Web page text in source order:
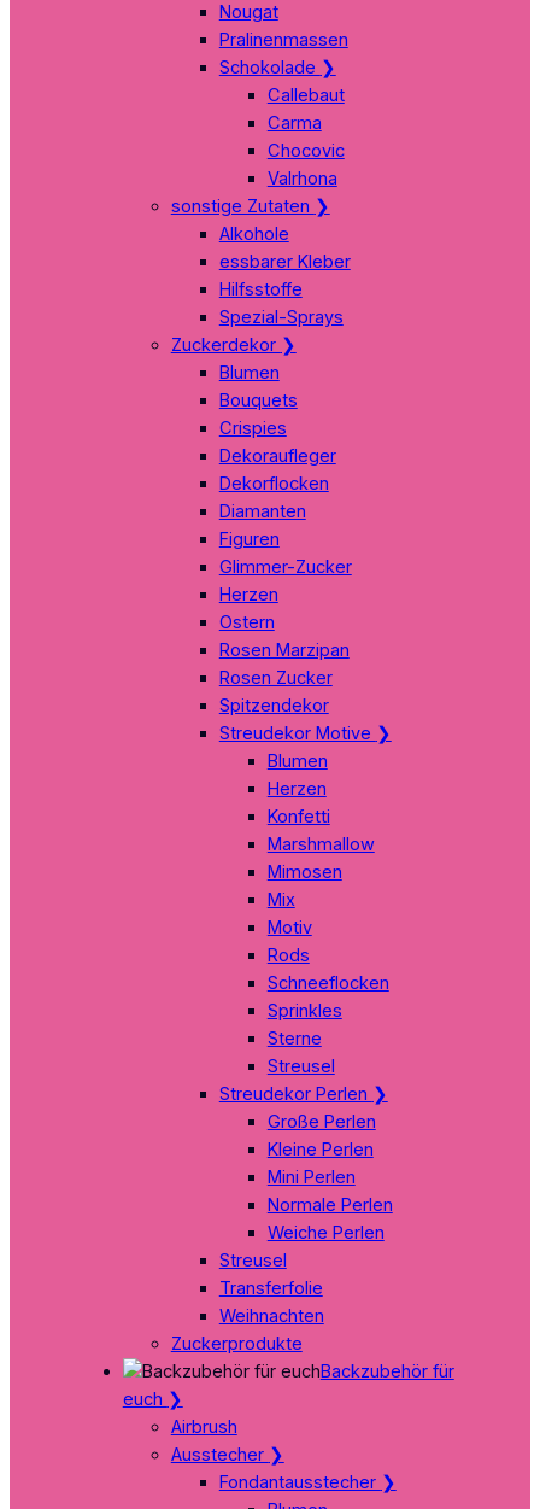
Nougat
Pralinenmassen
Schokolade ❯
Callebaut
Carma
Chocovic
Valrhona
sonstige Zutaten ❯
Alkohole
essbarer Kleber
Hilfsstoffe
Spezial-Sprays
Zuckerdekor ❯
Blumen
Bouquets
Crispies
Dekoraufleger
Dekorflocken
Diamanten
Figuren
Glimmer-Zucker
Herzen
Ostern
Rosen Marzipan
Rosen Zucker
Spitzendekor
Streudekor Motive ❯
Blumen
Herzen
Konfetti
Marshmallow
Mimosen
Mix
Motiv
Rods
Schneeflocken
Sprinkles
Sterne
Streusel
Streudekor Perlen ❯
Große Perlen
Kleine Perlen
Mini Perlen
Normale Perlen
Weiche Perlen
Streusel
Transferfolie
Weihnachten
Zuckerprodukte
Backzubehör für
euch ❯
Airbrush
Ausstecher ❯
Fondantausstecher ❯